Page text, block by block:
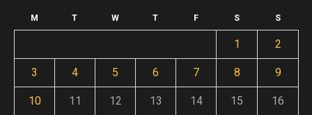
M T W T F S S
1 2
3 4 5 6 7 8 9
10 11 12 13 14 15 16